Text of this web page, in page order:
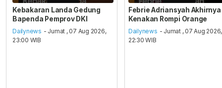
Kebakaran Landa Gedung
Bapenda Pemprov DKI
Dailynews - Jumat , 07 Aug 2026,
23:00 WIB
Febrie Adriansyah Akhirnya
Kenakan Rompi Orange
Dailynews - Jumat , 07 Aug 2026,
22:30 WIB